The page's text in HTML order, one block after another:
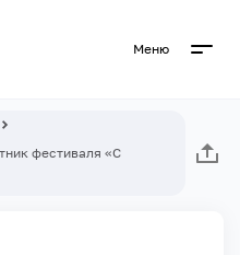
Меню
фестиваля «С